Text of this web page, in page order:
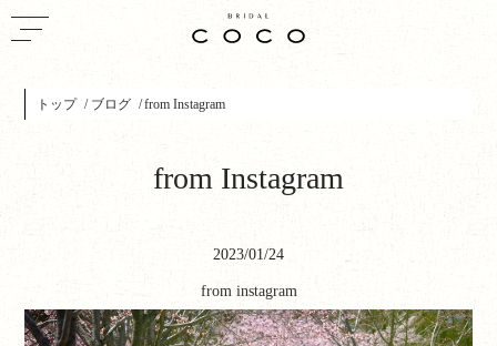
トップ ブログ from Instagram
from Instagram
2023/01/24
from instagram